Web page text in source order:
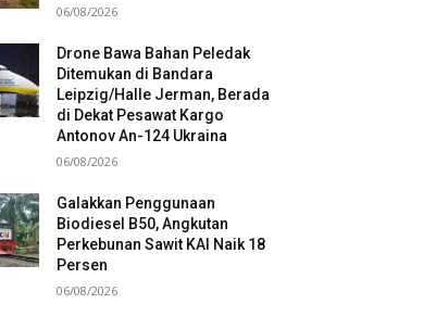
06/08/2026
Drone Bawa Bahan Peledak
Ditemukan di Bandara
Leipzig/Halle Jerman, Berada
di Dekat Pesawat Kargo
Antonov An-124 Ukraina
06/08/2026
Galakkan Penggunaan
Biodiesel B50, Angkutan
Perkebunan Sawit KAI Naik 18
Persen
06/08/2026